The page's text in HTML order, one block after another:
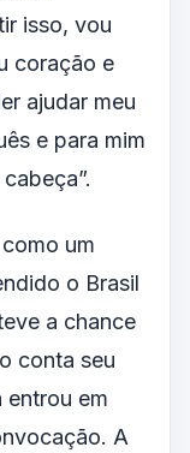
isso, vou
coração e
ajudar meu
e para mim
um
o Brasil
a chance
conta seu
entrou em
A